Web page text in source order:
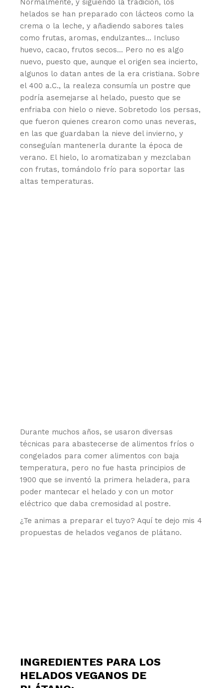
Normalmente, y siguiendo la tradición, los
helados se han preparado con lácteos como la
crema o la leche, y añadiendo sabores tales
como frutas, aromas, endulzantes… Incluso
huevo, cacao, frutos secos… Pero no es algo
nuevo, puesto que, aunque el origen sea incierto,
algunos lo datan antes de la era cristiana. Sobre
el 400 a.C., la realeza consumía un postre que
podría asemejarse al helado, puesto que se
enfriaba con hielo o nieve. Sobretodo los persas,
que fueron quienes crearon como unas neveras,
en las que guardaban la nieve del invierno, y
conseguían mantenerla durante la época de
verano. El hielo, lo aromatizaban y mezclaban
con frutas, tomándolo frío para soportar las
altas temperaturas.
Durante muchos años, se usaron diversas
técnicas para abastecerse de alimentos fríos o
congelados para comer alimentos con baja
temperatura, pero no fue hasta principios de
1900 que se inventó la primera heladera, para
poder mantecar el helado y con un motor
eléctrico que daba cremosidad al postre.
¿Te animas a preparar el tuyo? Aquí te dejo mis 4
propuestas de helados veganos de plátano.
INGREDIENTES PARA LOS
HELADOS VEGANOS DE